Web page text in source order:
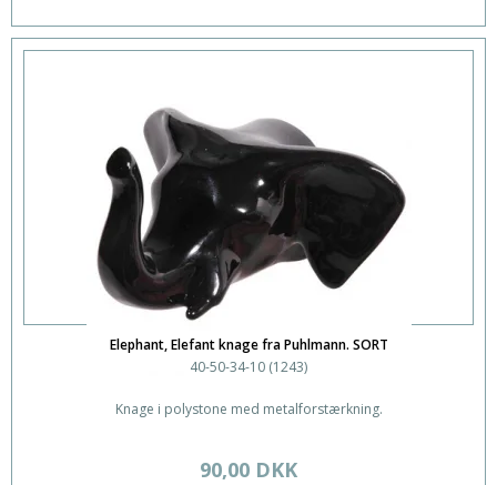
Elephant, Elefant knage fra Puhlmann. SORT
40-50-34-10 (1243)
Knage i polystone med metalforstærkning.
90,00 DKK